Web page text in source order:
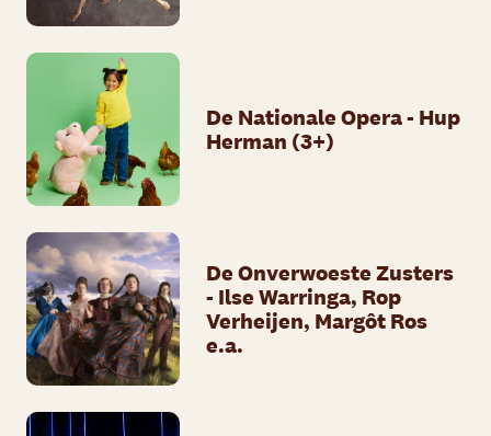
De Nationale Opera - Hup
Herman (3+)
De Onverwoeste Zusters
- Ilse Warringa, Rop
Verheijen, Margôt Ros
e.a.